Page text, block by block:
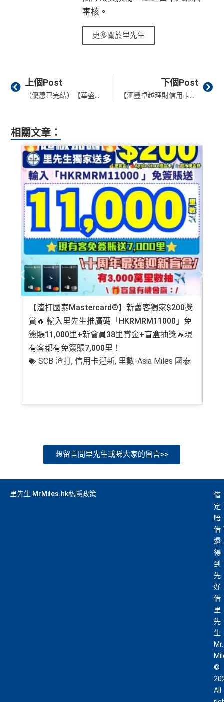
審核。
更多關於里先生
Prev
上個Post 下個Post
【滙豐卓越理財信用卡】 滙豐Mastercard最紅旅遊優惠✈️中國內地萬豪國際集團酒店人民幣200元回贈❗️美團及大眾點評高達人民幣60元簽賬回贈❗️
相關文章：
【渣打國泰Mastercard®】新舊客獨家$200獎
賞🔥 輸入里先生推廣碼「HKRMRM11000」免
簽賬11,000里+新會員38里賞金+盲盒抽獎🔥現
有客都有免簽賬7,000里！
SCB 渣打,信用卡迎新, 里數-Asia Miles 國泰
想留言問里先生或睇大家的留言>>
里先生 MrMiles.hk私隱政策
借
定
唔
借
還
得
到
先
好
借
里
先
生
Mr.
©
All